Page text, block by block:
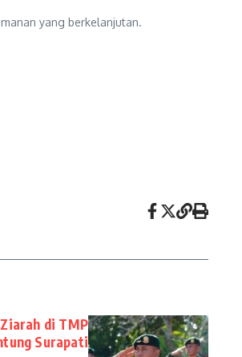
yang berkelanjutan.
di TMP
Surapati